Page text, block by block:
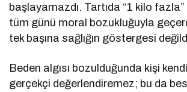
başlayamazdı. Tartıda “1 kilo
tüm günü moral bozukluğuyla
tek başına sağlığın göstergesi
Beden algısı bozulduğunda kişi
gerçekçi değerlendiremez; bu da